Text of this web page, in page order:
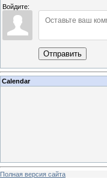
Войдите:
Отправить
Calendar
Полная версия сайта